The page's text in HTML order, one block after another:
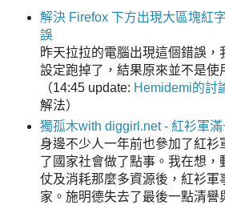
解決 Firefox 下方出現大區塊紅
誤
昨天拉拉的電腦出現這個錯誤，
設定跑掉了，結果原來並不是使
（14:45 update: Hemidemi的討
解法）
獨孤木with diggirl.net - 紅衫軍滿
身邊不少人一年前也參加了紅衫
了國家社會做了點事。我在想，
仗及消耗那麼多資源後，紅衫軍
家。施明德失去了最後一點清譽